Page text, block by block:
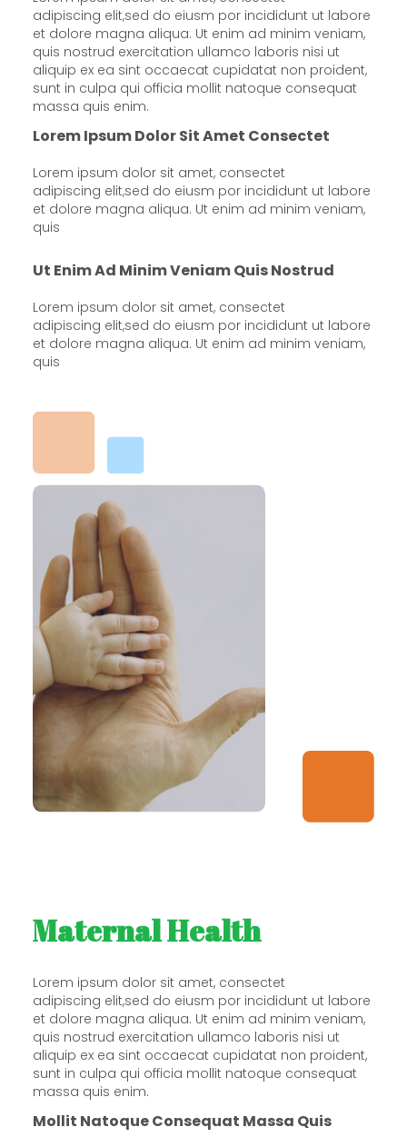
adipiscing elit,sed do eiusm por incididunt ut labore
et dolore magna aliqua. Ut enim ad minim veniam,
quis nostrud exercitation ullamco laboris nisi ut
aliquip ex ea sint occaecat cupidatat non proident,
sunt in culpa qui officia mollit natoque consequat
massa quis enim.
Lorem Ipsum Dolor Sit Amet Consectet
Lorem ipsum dolor sit amet, consectet
adipiscing elit,sed do eiusm por incididunt ut labore
et dolore magna aliqua. Ut enim ad minim veniam,
quis
Ut Enim Ad Minim Veniam Quis Nostrud
Lorem ipsum dolor sit amet, consectet
adipiscing elit,sed do eiusm por incididunt ut labore
et dolore magna aliqua. Ut enim ad minim veniam,
quis
Maternal Health
Lorem ipsum dolor sit amet, consectet
adipiscing elit,sed do eiusm por incididunt ut labore
et dolore magna aliqua. Ut enim ad minim veniam,
quis nostrud exercitation ullamco laboris nisi ut
aliquip ex ea sint occaecat cupidatat non proident,
sunt in culpa qui officia mollit natoque consequat
massa quis enim.
Mollit Natoque Consequat Massa Quis